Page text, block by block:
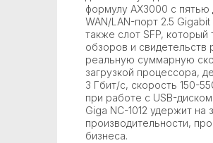
формулу AX3000 с пятью
WAN/LAN-порт 2.5
также слот SFP,
обзоров и свидетельств
реальную суммарную
загрузкой процессора,
3 Гбит/с, скорость 150-
при работе с USB-
Giga NC-1012 удержит на
производительности,
бизнеса.